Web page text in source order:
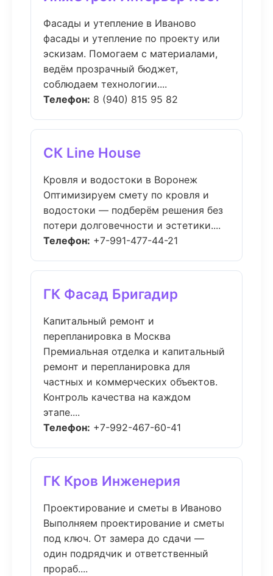
Фасады и утепление в Иваново
фасады и утепление по проекту или
эскизам. Помогаем с материалами,
ведём прозрачный бюджет,
соблюдаем технологии....
Телефон: 8 (940) 815 95 82
СК Line House
Кровля и водостоки в Воронеж
Оптимизируем смету по кровля и
водостоки — подберём решения без
потери долговечности и эстетики....
Телефон: +7-991-477-44-21
ГК Фасад Бригадир
Капитальный ремонт и
перепланировка в Москва
Премиальная отделка и капитальный
ремонт и перепланировка для
частных и коммерческих объектов.
Контроль качества на каждом
этапе....
Телефон: +7-992-467-60-41
ГК Кров Инженерия
Проектирование и сметы в Иваново
Выполняем проектирование и сметы
под ключ. От замера до сдачи —
один подрядчик и ответственный
прораб....